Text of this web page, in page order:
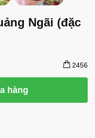
Ngãi (đặc
2456
hàng